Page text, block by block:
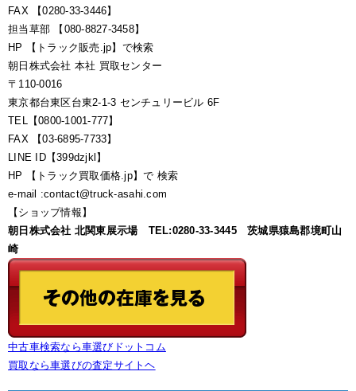
FAX 【0280-33-3446】
担当草部 【080-8827-3458】
HP 【トラック販売.jp】で検索
朝日株式会社 本社 買取センター
〒110-0016
東京都台東区台東2-1-3 センチュリービル 6F
TEL【0800-1001-777】
FAX 【03-6895-7733】
LINE ID【399dzjkl】
HP 【トラック買取価格.jp】で 検索
e-mail :contact@truck-asahi.com
【ショップ情報】
朝日株式会社 北関東展示場 TEL:0280-33-3445 茨城県猿島郡境町山
崎
中古車検索なら車選びドットコム
買取なら車選びの査定サイトヘ